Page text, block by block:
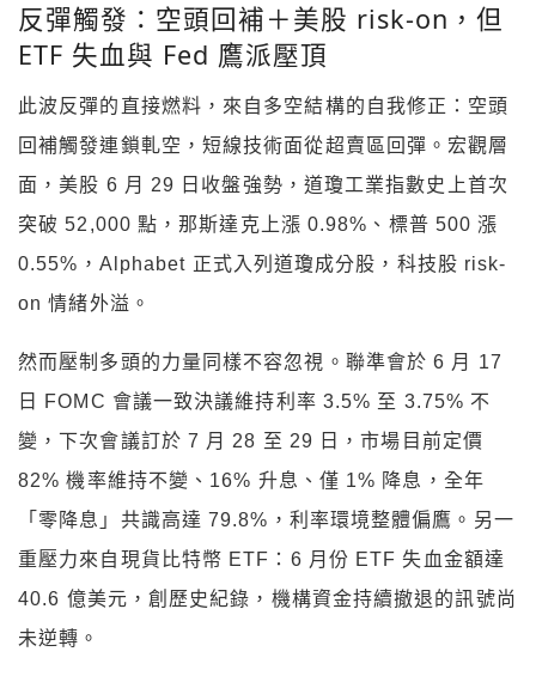
反彈觸發：空頭回補＋美股 risk-on，但
ETF 失血與 Fed 鷹派壓頂
此波反彈的直接燃料，來自多空結構的自我修正：空頭
回補觸發連鎖軋空，短線技術面從超賣區回彈。宏觀層
面，美股 6 月 29 日收盤強勢，道瓊工業指數史上首次
突破 52,000 點，那斯達克上漲 0.98%、標普 500 漲
0.55%，Alphabet 正式入列道瓊成分股，科技股 risk-
on 情緒外溢。
然而壓制多頭的力量同樣不容忽視。聯準會於 6 月 17
日 FOMC 會議一致決議維持利率 3.5% 至 3.75% 不
變，下次會議訂於 7 月 28 至 29 日，市場目前定價
82% 機率維持不變、16% 升息、僅 1% 降息，全年
「零降息」共識高達 79.8%，利率環境整體偏鷹。另一
重壓力來自現貨比特幣 ETF：6 月份 ETF 失血金額達
40.6 億美元，創歷史紀錄，機構資金持續撤退的訊號尚
未逆轉。